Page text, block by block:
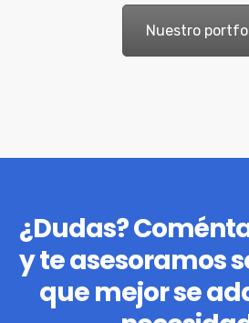
Nuestro
¿Dudas?
y te asesoramos
que mejor se